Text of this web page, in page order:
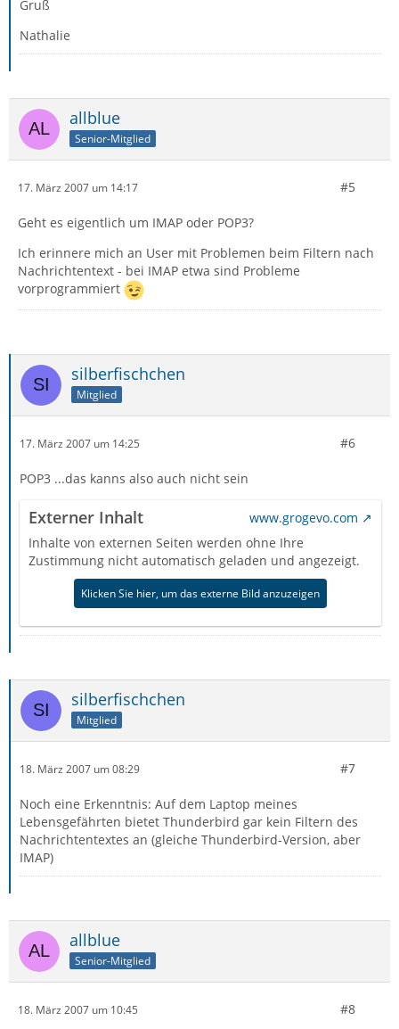
Gruß
Nathalie
allblue
Senior-Mitglied
17. März 2007 um 14:17 #5
Geht es eigentlich um IMAP oder POP3?
Ich erinnere mich an User mit Problemen beim Filtern nach
Nachrichtentext - bei IMAP etwa sind Probleme
vorprogrammiert
silberfischchen
Mitglied
17. März 2007 um 14:25 #6
POP3 ...das kanns also auch nicht sein
Externer Inhalt
www.grogevo.com
Inhalte von externen Seiten werden ohne Ihre
Zustimmung nicht automatisch geladen und angezeigt.
Klicken Sie hier, um das externe Bild anzuzeigen
silberfischchen
Mitglied
18. März 2007 um 08:29 #7
Noch eine Erkenntnis: Auf dem Laptop meines
Lebensgefährten bietet Thunderbird gar kein Filtern des
Nachrichtentextes an (gleiche Thunderbird-Version, aber
IMAP)
allblue
Senior-Mitglied
18. März 2007 um 10:45 #8